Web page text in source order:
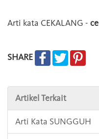
Arti kata CEKALANG -
SHARE
Artikel Terkait
Arti Kata SUNGGUH